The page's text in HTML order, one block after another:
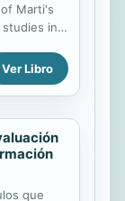
por sí
mejor
es
lo
Marti's
in
and
Ver Libro
que